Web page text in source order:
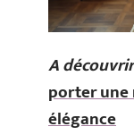
A
porter une
élégance